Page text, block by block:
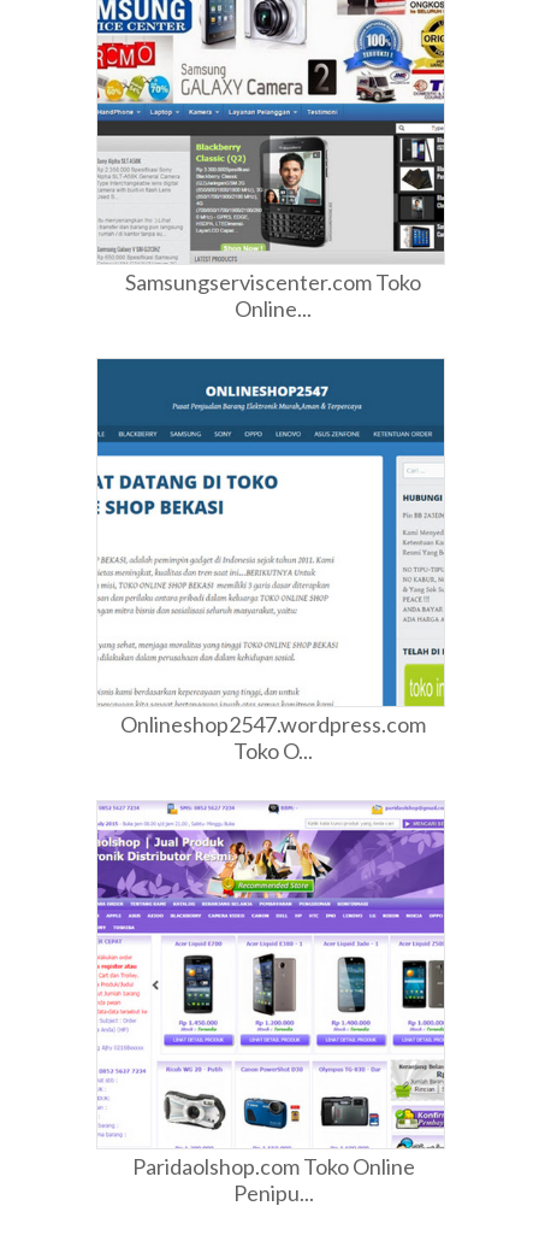
Samsungserviscenter.com Toko
Online...
Onlineshop2547.wordpress.com
Toko O...
Paridaolshop.com Toko Online
Penipu...